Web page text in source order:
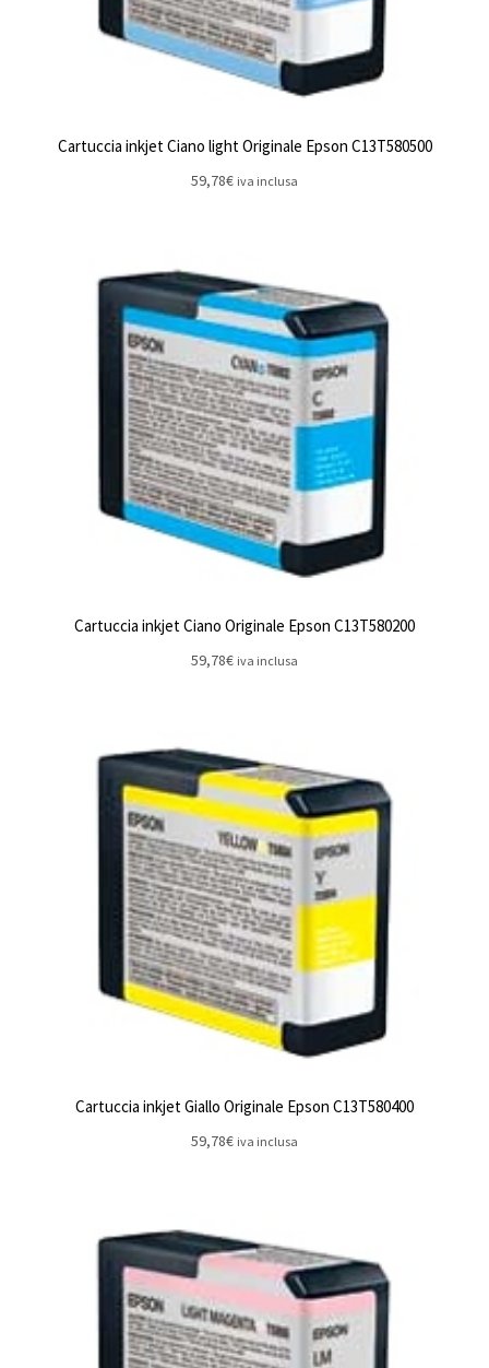
Cartuccia inkjet Ciano light Originale Epson C13T580500
59,78€ iva inclusa
Cartuccia inkjet Ciano Originale Epson C13T580200
59,78€ iva inclusa
Cartuccia inkjet Giallo Originale Epson C13T580400
59,78€ iva inclusa